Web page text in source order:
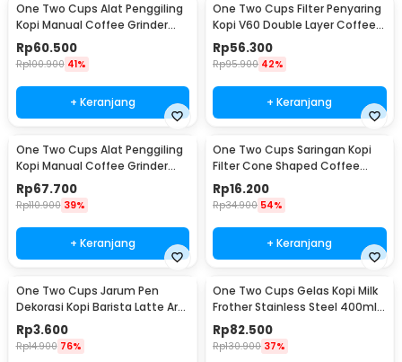
One Two Cups Alat Penggiling
Kopi Manual Coffee Grinder
Adjustable - RHNHA0176
Rp60.500
Rp100.900 41%
+ Keranjang
One Two Cups Filter Penyaring
Kopi V60 Double Layer Coffee
Filter - FS-40S
Rp56.300
Rp95.900 42%
+ Keranjang
One Two Cups Alat Penggiling
Kopi Manual Coffee Grinder
Adjustable - CF4146
Rp67.700
Rp110.900 39%
+ Keranjang
One Two Cups Saringan Kopi
Filter Cone Shaped Coffee
Dripper 1 PCS - K741
Rp16.200
Rp34.900 54%
+ Keranjang
One Two Cups Jarum Pen
Dekorasi Kopi Barista Latte Art
Needle 13cm - F3F27
Rp3.600
Rp14.900 76%
One Two Cups Gelas Kopi Milk
Frother Stainless Steel 400ml -
WZ0011
Rp82.500
Rp130.900 37%